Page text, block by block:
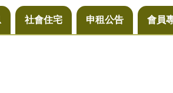
社會住宅 申租公告 會員